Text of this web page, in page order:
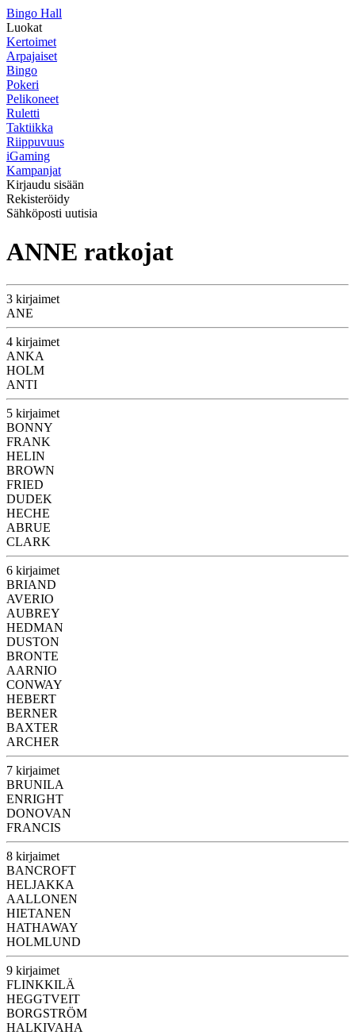
Bingo Hall
Luokat
Kertoimet
Arpajaiset
Bingo
Pokeri
Pelikoneet
Ruletti
Taktiikka
Riippuvuus
iGaming
Kampanjat
Kirjaudu sisään
Rekisteröidy
Sähköposti uutisia
ANNE ratkojat
3 kirjaimet
ANE
4 kirjaimet
ANKA
HOLM
ANTI
5 kirjaimet
BONNY
FRANK
HELIN
BROWN
FRIED
DUDEK
HECHE
ABRUE
CLARK
6 kirjaimet
BRIAND
AVERIO
AUBREY
HEDMAN
DUSTON
BRONTE
AARNIO
CONWAY
HEBERT
BERNER
BAXTER
ARCHER
7 kirjaimet
BRUNILA
ENRIGHT
DONOVAN
FRANCIS
8 kirjaimet
BANCROFT
HELJAKKA
AALLONEN
HIETANEN
HATHAWAY
HOLMLUND
9 kirjaimet
FLINKKILÄ
HEGGTVEIT
BORGSTRÖM
HALKIVAHA